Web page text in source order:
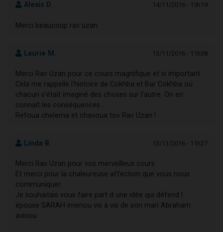
Alexis D. 14/11/2016 - 15h19
Merci beaucoup rav uzan
Laurie M. 13/11/2016 - 11h38
Merci Rav Uzan pour ce cours magnifique et si important.
Cela me rappelle l'histoire de Cokhba et Bar Cokhba où
chacun s'était imaginé des choses sur l'autre. On en
connaît les conséquences...
Refoua chelema et chavoua tov Rav Uzan !
Linda B. 13/11/2016 - 11h27
Merci Rav Uzan pour vos merveilleux cours
Et merci pour la chaleureuse affection que vous nous
communiquer.
Je souhaitais vous faire part d une idée qui défend l
épouse SARAH imenou vis à vis de son mari Abraham
avinou